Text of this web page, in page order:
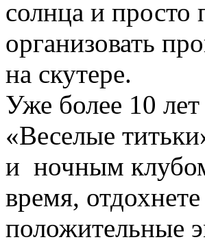
солнца и просто
организовать
на скутере.
Уже более 10 лет
«Веселые
и ночным клубом
время,
положительные